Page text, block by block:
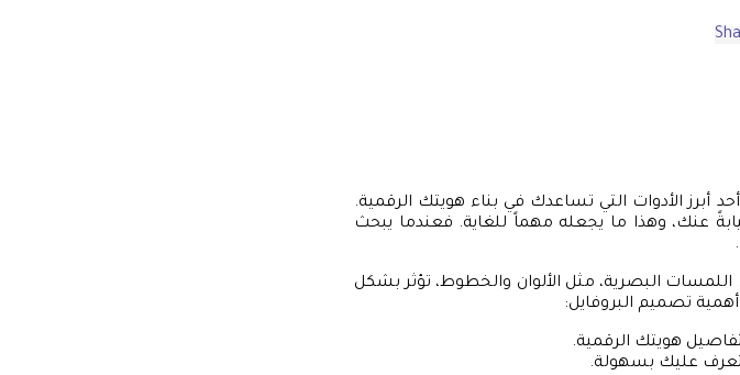
أحد أبرز الأدوات التي تساعدك في بناء هويتك الرقمية.
عنك، وهذا ما يجعله مهماً للغاية. فعندما يبحث
اللمسات البصرية، مثل الألوان والخطوط، تؤثر بشكل
تصميم البروفايل:
هويتك الرقمية.
عليك بسهولة.